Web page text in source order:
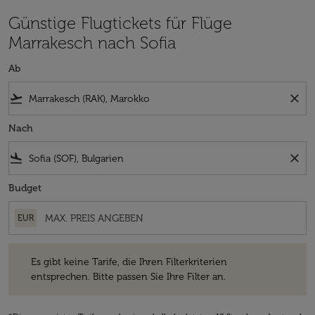
Günstige Flugtickets für Flüge
Marrakesch nach Sofia
Ab
flight_takeoff close
Nach
flight_land close
Budget
EUR
Es gibt keine Tarife, die Ihren Filterkriterien
entsprechen. Bitte passen Sie Ihre Filter an.